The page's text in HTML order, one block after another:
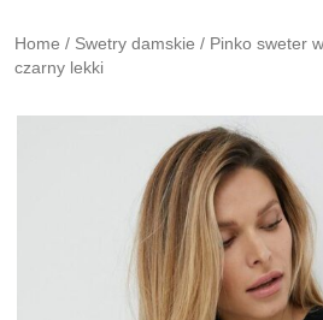
Home / Swetry damskie / Pinko sweter
czarny lekki